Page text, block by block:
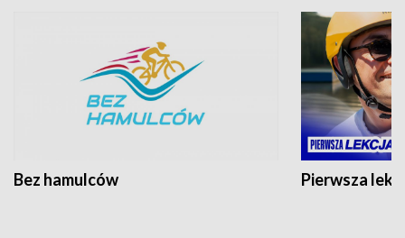
Bez hamulców Pierwsza